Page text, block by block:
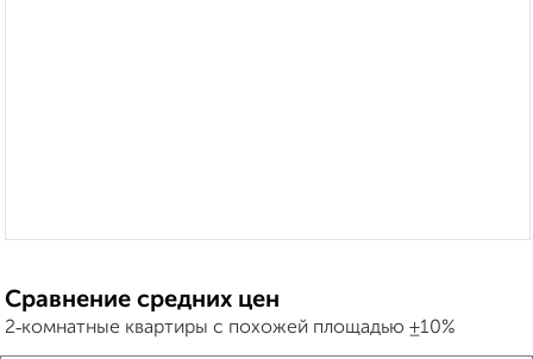
Сравнение средних цен
2‑комнатные квартиры с похожей площадью ±10%